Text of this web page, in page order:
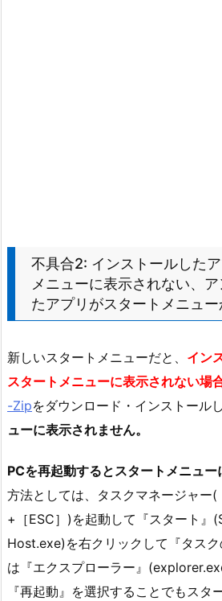
不具合2: インストールした
メニューに表示されない、
たアプリがスタートメニュ
新しいスタートメニューだと、 イン
スタートメニューに表示されない場
-Zipをダウンロード・インストールし
ューに表示されません。
PCを再起動するとスタートメニュー
方法としては、タスクマネージャー(
+［ESC］)を起動して『スタート
Host.exe)を右クリックして『タス
は『エクスプローラー』
『再起動』を選択することでもスタ